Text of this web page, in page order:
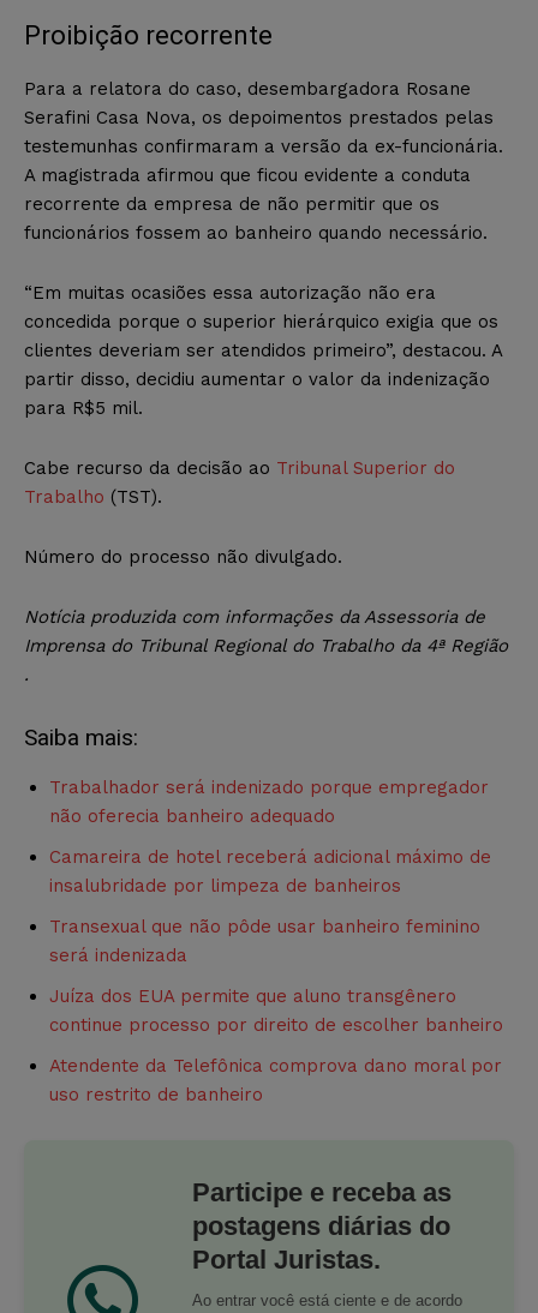
Proibição recorrente
Para a relatora do caso, desembargadora Rosane
Serafini Casa Nova, os depoimentos prestados pelas
testemunhas confirmaram a versão da ex-funcionária.
A magistrada afirmou que ficou evidente a conduta
recorrente da empresa de não permitir que os
funcionários fossem ao banheiro quando necessário.
“Em muitas ocasiões essa autorização não era
concedida porque o superior hierárquico exigia que os
clientes deveriam ser atendidos primeiro”, destacou. A
partir disso, decidiu aumentar o valor da indenização
para R$5 mil.
Cabe recurso da decisão ao Tribunal Superior do
Trabalho (TST).
Número do processo não divulgado.
Notícia produzida com informações da Assessoria de
Imprensa do Tribunal Regional do Trabalho da 4ª Região
.
Saiba mais:
Trabalhador será indenizado porque empregador
não oferecia banheiro adequado
Camareira de hotel receberá adicional máximo de
insalubridade por limpeza de banheiros
Transexual que não pôde usar banheiro feminino
será indenizada
Juíza dos EUA permite que aluno transgênero
continue processo por direito de escolher banheiro
Atendente da Telefônica comprova dano moral por
uso restrito de banheiro
Participe e receba as
postagens diárias do
Portal Juristas.
Ao entrar você está ciente e de acordo